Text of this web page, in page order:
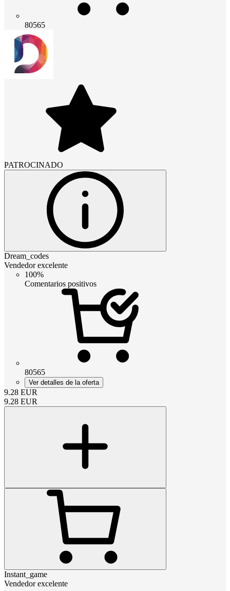
80565
PATROCINADO
Dream_codes
Vendedor excelente
100%
Comentarios positivos
80565
Ver detalles de la oferta
9.28 EUR
9.28 EUR
Instant_game
Vendedor excelente